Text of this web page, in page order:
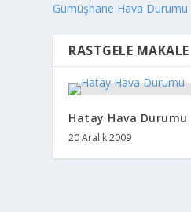
Gümüşhane Hava Durumu
RASTGELE MAKALE
Hatay Hava Durumu
20 Aralık 2009